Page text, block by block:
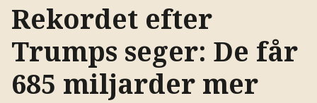
Rekordet efter
Trumps seger: De får
685 miljarder mer